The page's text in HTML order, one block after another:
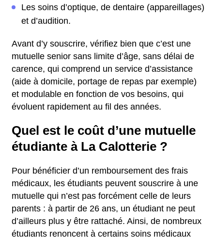
Les soins d’optique, de dentaire (appareillages)
et d’audition.
Avant d’y souscrire, vérifiez bien que c’est une
mutuelle senior sans limite d’âge, sans délai de
carence, qui comprend un service d’assistance
(aide à domicile, portage de repas par exemple)
et modulable en fonction de vos besoins, qui
évoluent rapidement au fil des années.
Quel est le coût d’une mutuelle
étudiante à La Calotterie ?
Pour bénéficier d’un remboursement des frais
médicaux, les étudiants peuvent souscrire à une
mutuelle qui n’est pas forcément celle de leurs
parents : à partir de 26 ans, un étudiant ne peut
d’ailleurs plus y être rattaché. Ainsi, de nombreux
étudiants renoncent à certains soins médicaux